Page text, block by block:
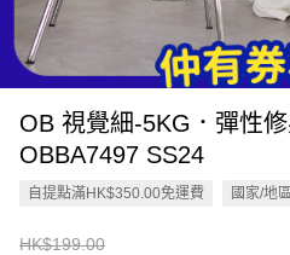
OB 視覺細-5KG．彈性
OBBA7497 SS24
自提點滿HK$350.00免運費 國家/地
HK$199.00